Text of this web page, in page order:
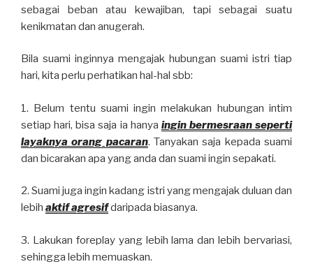
sebagai beban atau kewajiban, tapi sebagai suatu
kenikmatan dan anugerah.
Bila suami inginnya mengajak hubungan suami istri tiap
hari, kita perlu perhatikan hal-hal sbb:
1. Belum tentu suami ingin melakukan hubungan intim
setiap hari, bisa saja ia hanya ingin bermesraan seperti
layaknya orang pacaran. Tanyakan saja kepada suami
dan bicarakan apa yang anda dan suami ingin sepakati.
2. Suami juga ingin kadang istri yang mengajak duluan dan
lebih aktif agresifdaripada biasanya.
3. Lakukan foreplay yang lebih lama dan lebih bervariasi,
sehingga lebih memuaskan.